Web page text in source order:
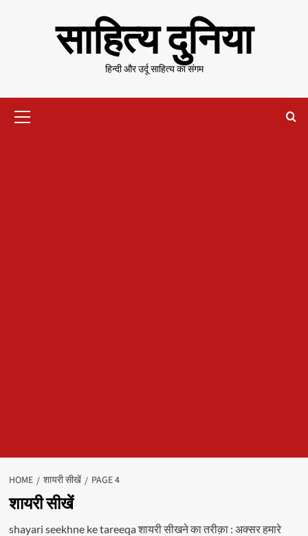
साहित्य दुनिया
हिन्दी और उर्दू साहित्य का संगम
Menu
HOME शायरी सीखें PAGE 4
शायरी सीखें
shayari seekhne ke tareeqa शायरी सीखने का तरीक़ा : अक्सर हमारे